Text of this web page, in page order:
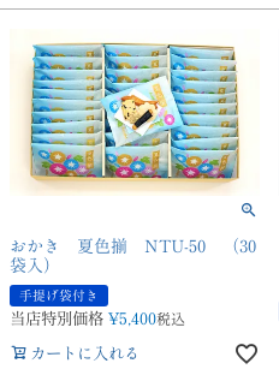
おかき 夏色揃 NTU-50 （30
袋入）
手提げ袋付き
当店特別価格 ¥5,400税込
カートに入れる